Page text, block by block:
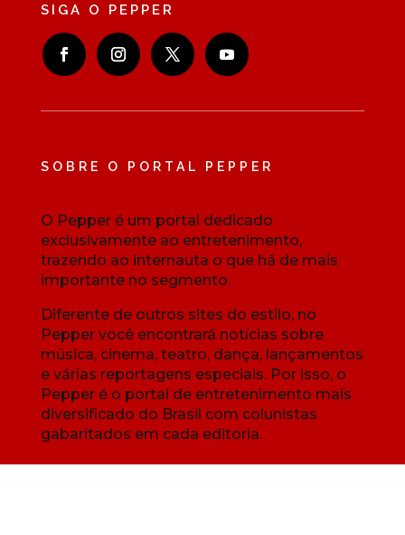
SIGA O PEPPER
SOBRE O PORTAL PEPPER
O Pepper é um portal dedicado
exclusivamente ao entretenimento,
trazendo ao internauta o que há de mais
importante no segmento.
Diferente de outros sites do estilo, no
Pepper você encontrará notícias sobre
música, cinema, teatro, dança, lançamentos
e várias reportagens especiais. Por isso, o
Pepper é o portal de entretenimento mais
diversificado do Brasil com colunistas
gabaritados em cada editoria.